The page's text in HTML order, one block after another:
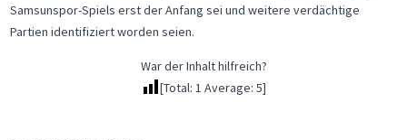
Samsunspor-Spiels erst der Anfang sei und weitere verdächtige
Partien identifiziert worden seien.
War der Inhalt hilfreich?
[Total: 1 Average: 5]